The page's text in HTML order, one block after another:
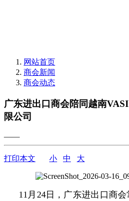
网站首页
商会新闻
商会动态
广东进出口商会陪同越南
限公司
——
打印本文 小 中 大
11月24日，广东进出口商